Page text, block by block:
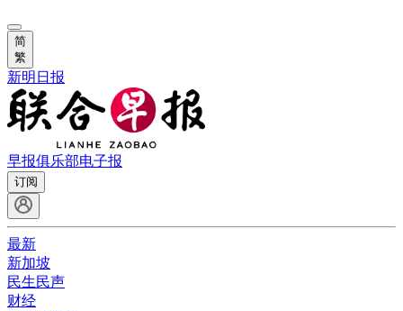
简
繁
新明日报
早报俱乐部电子报
订阅
最新
新加坡
民生民声
财经